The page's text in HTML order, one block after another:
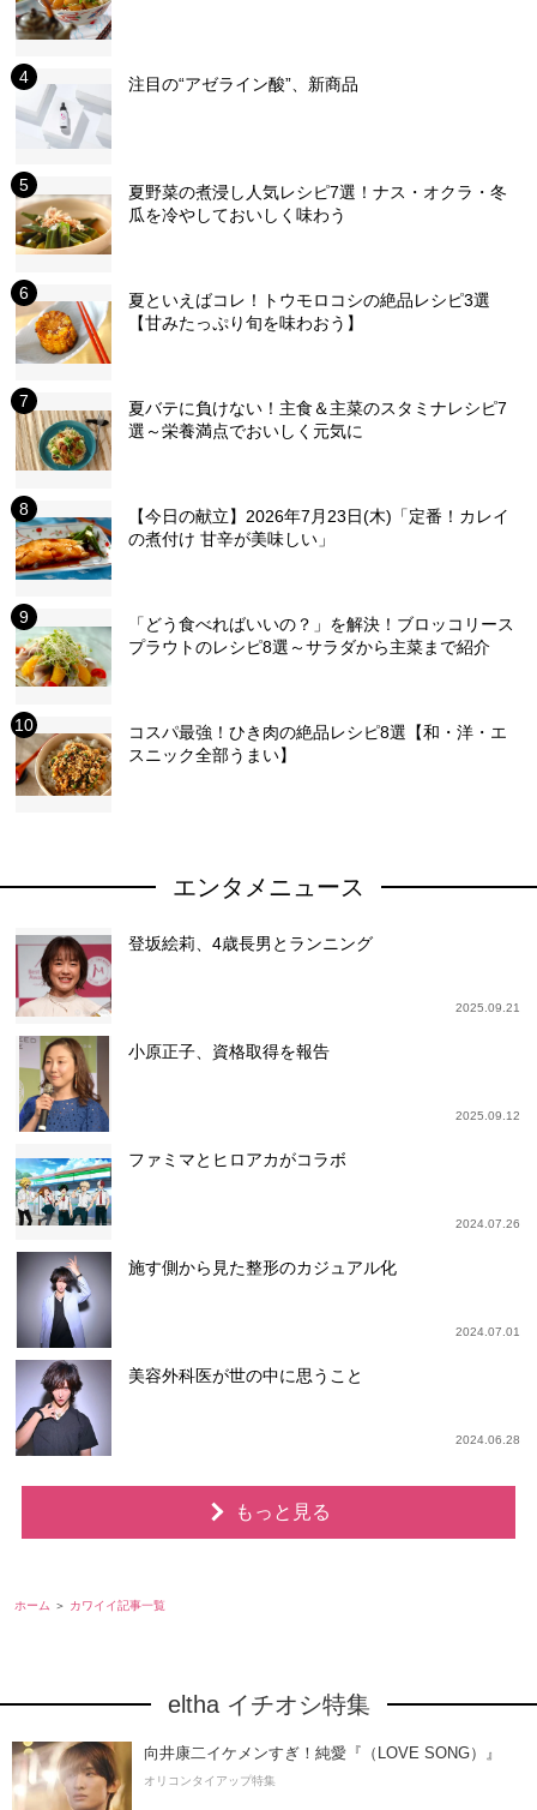
注目の“アゼライン酸”、新商品
夏野菜の煮浸し人気レシピ7選！ナス・オクラ・冬
瓜を冷やしておいしく味わう
夏といえばコレ！トウモロコシの絶品レシピ3選
【甘みたっぷり旬を味わおう】
夏バテに負けない！主食＆主菜のスタミナレシピ7
選～栄養満点でおいしく元気に
【今日の献立】2026年7月23日(木)「定番！カレイ
の煮付け 甘辛が美味しい」
「どう食べればいいの？」を解決！ブロッコリース
プラウトのレシピ8選～サラダから主菜まで紹介
コスパ最強！ひき肉の絶品レシピ8選【和・洋・エ
スニック全部うまい】
エンタメニュース
登坂絵莉、4歳長男とランニング
2025.09.21
小原正子、資格取得を報告
2025.09.12
ファミマとヒロアカがコラボ
2024.07.26
施す側から見た整形のカジュアル化
2024.07.01
美容外科医が世の中に思うこと
2024.06.28
もっと見る
ホーム カワイイ記事一覧
eltha イチオシ特集
向井康二イケメンすぎ！純愛『（LOVE SONG）』
オリコンタイアップ特集